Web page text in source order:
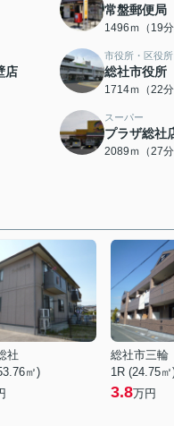
常盤郵便局
1496ｍ（19分
店
市役所・区役所
総社市役所
1714ｍ（22分
スーパー
プラザ総社
2089ｍ（27分
社
㎡)
総社市三輪
1R (24.75㎡
3.8万円